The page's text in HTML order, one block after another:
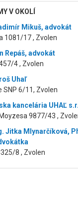
V OKOLÍ
Mikuš, advokát
1081/17 , Zvolen
Repáš, advokát
4 , Zvolen
Uhaľ
SNP 6/11, Zvolen
kancelária UHAĽ
9877/43 ,
Jitka Mlynarčíková,
8 , Zvolen